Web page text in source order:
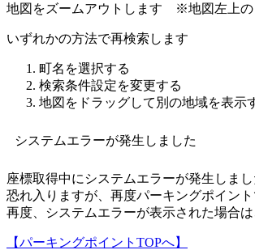
地図をズームアウトします ※地図左上の
いずれかの方法で再検索します
町名を選択する
検索条件設定を変更する
地図をドラッグして別の地域を表示
システムエラーが発生しました
座標取得中にシステムエラーが発生しまし
恐れ入りますが、再度パーキングポイン
再度、システムエラーが表示された場合
【パーキングポイントTOPへ】